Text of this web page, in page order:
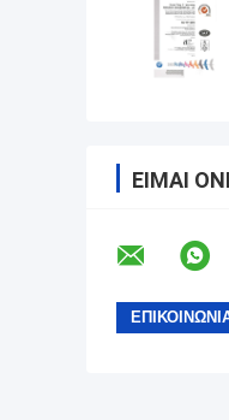
ΕΊΜΑΙ